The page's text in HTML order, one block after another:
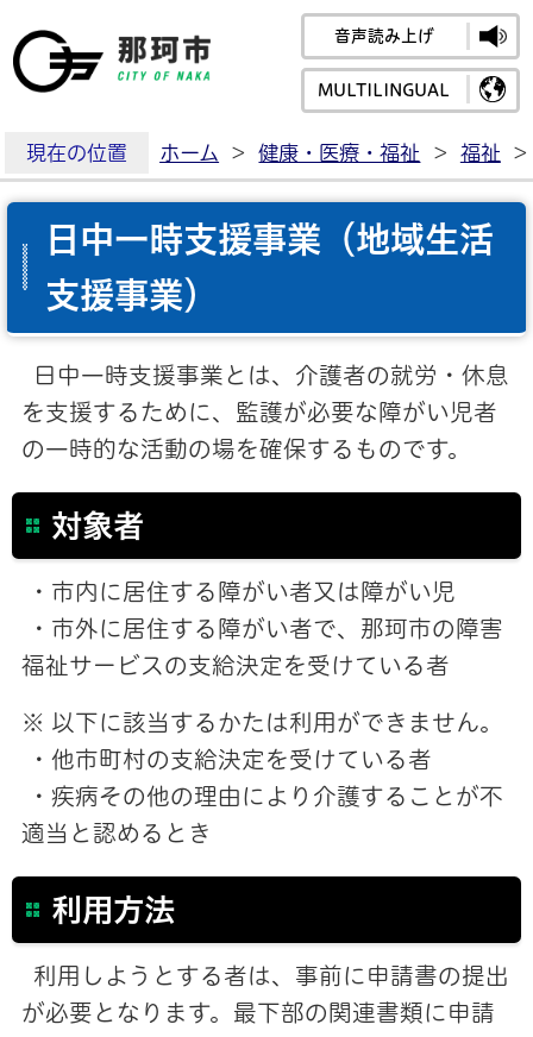
那珂市公式ホームペ
音声読み上げ
MULTILINGUAL
現在の位置 ホーム > 健康・医療・福祉 > 福祉 >
日中一時支援事業（地域生活
支援事業）
日中一時支援事業とは、介護者の就労・休息
を支援するために、監護が必要な障がい児者
の一時的な活動の場を確保するものです。
対象者
・市内に居住する障がい者又は障がい児
・市外に居住する障がい者で、那珂市の障害
福祉サービスの支給決定を受けている者
※ 以下に該当するかたは利用ができません。
・他市町村の支給決定を受けている者
・疾病その他の理由により介護することが不
適当と認めるとき
利用方法
利用しようとする者は、事前に申請書の提出
が必要となります。最下部の関連書類に申請